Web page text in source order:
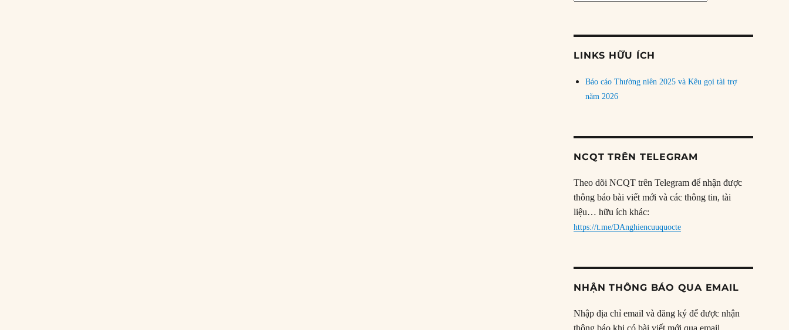
LINKS HỮU ÍCH
Báo cáo Thường niên 2025 và Kêu gọi tài trợ
năm 2026
NCQT TRÊN TELEGRAM
Theo dõi NCQT trên Telegram để nhận được
thông báo bài viết mới và các thông tin, tài
liệu… hữu ích khác:
https://t.me/DAnghiencuuquocte
NHẬN THÔNG BÁO QUA EMAIL
Nhập địa chỉ email và đăng ký để được nhận